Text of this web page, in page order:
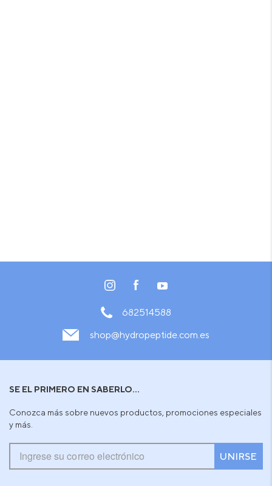
682514588
shop@hydropeptide.com.es
SE EL PRIMERO EN SABERLO...
Conozca más sobre nuevos productos, promociones especiales
y más.
UNIRSE